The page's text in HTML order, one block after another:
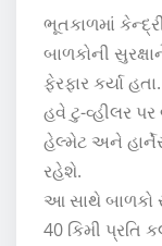
ભૂતકાળમાં
બાળકોની
ફેરફાર કર્યા
હવે ટુ-વ્હીલર
હેલ્મેટ અને
રહેશે.
આ સાથે બાળકો
40 કિમી પ્રતિ